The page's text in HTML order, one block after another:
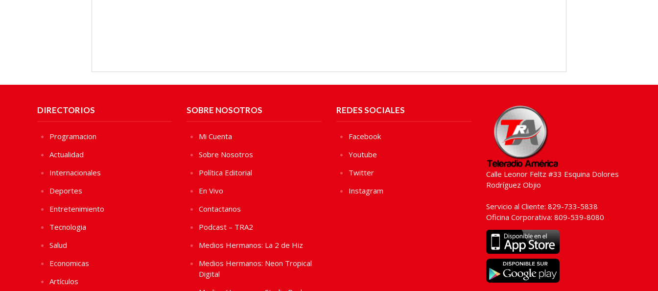
DIRECTORIOS
Programacion
Actualidad
Internacionales
Deportes
Entretenimiento
Tecnologia
Salud
Economicas
Artículos
SOBRE NOSOTROS
Mi Cuenta
Sobre Nosotros
Política Editorial
En Vivo
Contactanos
Podcast – TRA2
Medios Hermanos: La 2 de Hiz
Medios Hermanos: Neon Tropical
Digital
REDES SOCIALES
Facebook
Youtube
Twitter
Instagram
Calle Leonor Feltz #33 Esquina Dolores
Rodríguez Objio
Servicio al Cliente: 829-733-5838
Oficina Corporativa: 809-539-8080